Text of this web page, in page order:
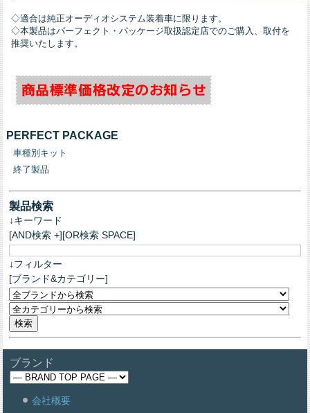
◇適合は純正オーディオシステム装着車に限ります。
◇本製品はパーフェクト・パッケージ取扱認定店でのご購入、取付を
推奨いたします。
PERFECT PACKAGE
車種別キット
終了製品
製品検索
↓キーワード
[AND検索 +][OR検索 SPACE]
↓フィルター
[ブランド&カテゴリー]
ブランド
会社概要